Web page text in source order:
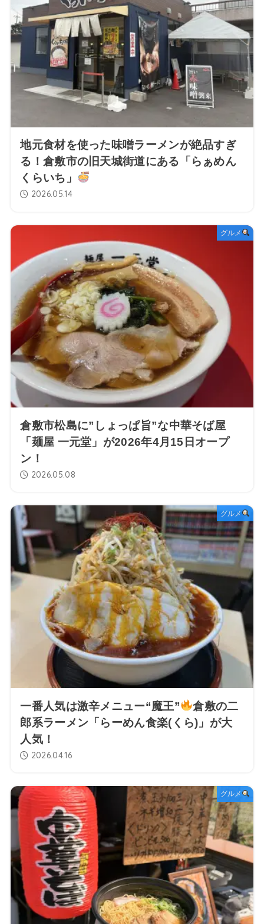
地元食材を使った味噌ラーメンが絶品すぎ
る！倉敷市の旧天城街道にある「らぁめん
くらいち」
2026.05.14
グルメ
倉敷市松島に”しょっぱ旨”な中華そば屋
「麺屋 一元堂」が2026年4月15日オープ
ン！
2026.05.08
グルメ
一番人気は激辛メニュー“魔王”
倉敷の二
郎系ラーメン「らーめん食楽(くら)」が大
人気！
2026.04.16
グルメ